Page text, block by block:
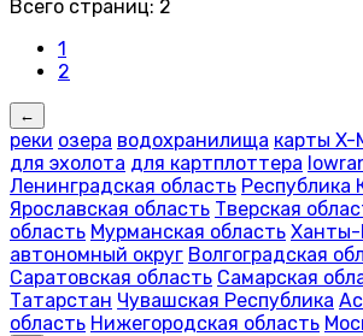
Всего страниц: 2
1
2
←
реки озера водохранилища карты X-
для эхолота для картплоттера
Ленинградская область Республика
Ярославская область Тверская
область Мурманская область Ханты-
автономный округ Волгоградская
Саратовская область Самарская
Татарстан Чувашская Республика
область Нижегородская область